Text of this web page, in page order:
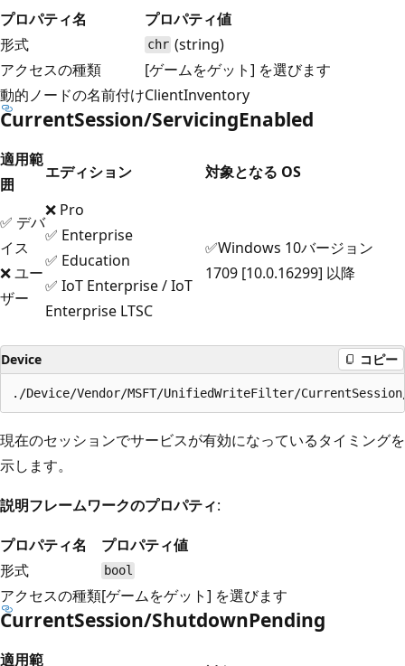
プロパティ名
プロパティ値
形式
chr (string)
アクセスの種類
[ゲームをゲット] を選びます
動的ノードの名前付けClientInventory
CurrentSession/ServicingEnabled
適用範
囲
エディション 対象となる OS
✅ デバ
イス
❌ ユー
ザー
❌ Pro
✅ Enterprise
✅ Education
✅ IoT Enterprise / IoT
Enterprise LTSC
✅Windows 10バージョン
1709 [10.0.16299] 以降
Device コピー
現在のセッションでサービスが有効になっているタイミングを
示します。
説明フレームワークのプロパティ:
プロパティ名
プロパティ値
形式
bool
アクセスの種類[ゲームをゲット] を選びます
CurrentSession/ShutdownPending
適用範